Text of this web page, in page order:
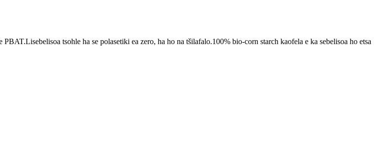
tsohle ha se polasetiki ea zero, ha ho na tšilafalo.100% bio-corn starch kaofela e ka sebelisoa ho etsa